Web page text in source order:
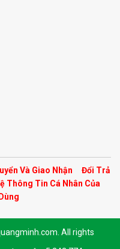
Và Giao Nhận
Đổi Trả
Thông Tin Cá Nhân Của
All rights